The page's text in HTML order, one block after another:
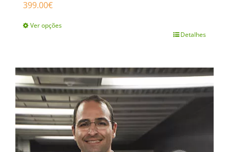
399.00€
Ver opções
has
multiple
variants.
The
options
Detalhes